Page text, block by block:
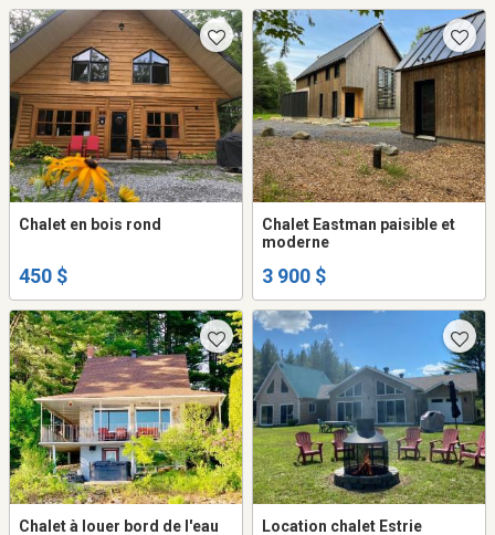
Chalet en bois rond
450 $
Chalet Eastman paisible et
moderne
3 900 $
Chalet à louer bord de l'eau
Location chalet Estrie